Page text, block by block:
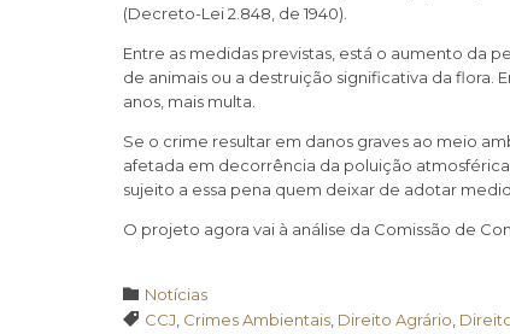
(Decreto-Lei 2.848, de 1940).
Entre as medidas previstas, está o aumento da
de animais ou a destruição significativa da flora.
anos, mais multa.
Se o crime resultar em danos graves ao meio
afetada em decorrência da poluição
sujeito a essa pena quem deixar de adotar
O projeto agora vai à análise da Comissão de
 Category
Notícias
 Tags
CCJ Crimes Ambientais Direito Agrário